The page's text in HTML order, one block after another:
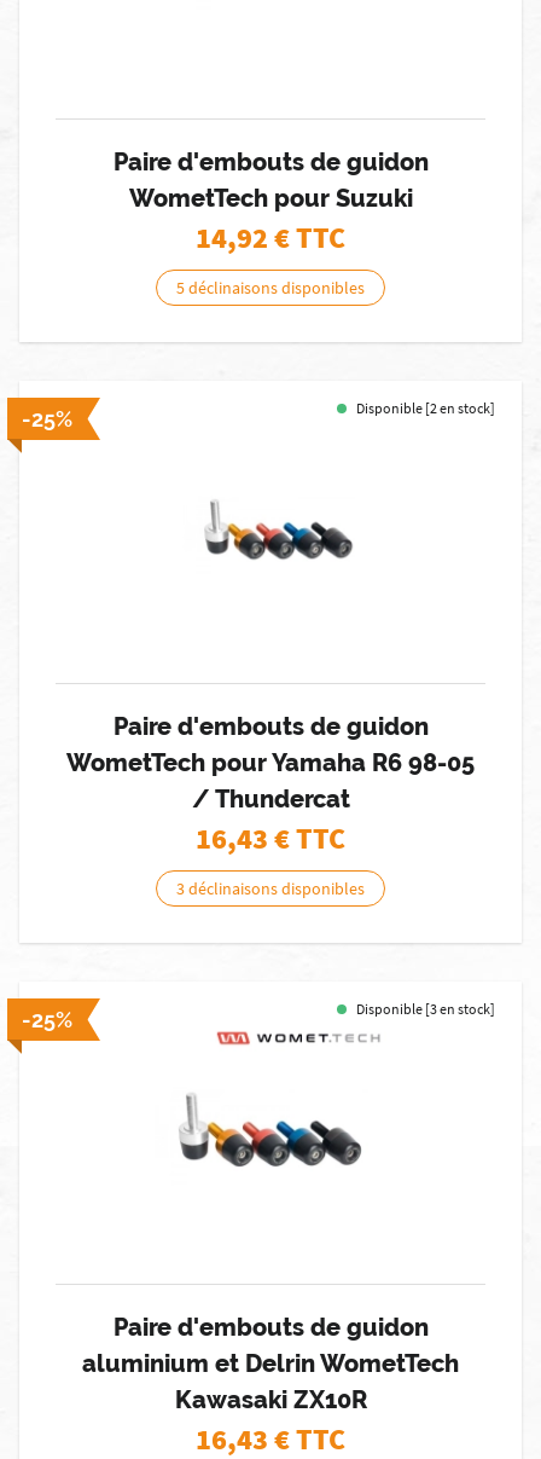
Paire d'embouts de guidon
WometTech pour Suzuki
14,92€ TTC
5 déclinaisons disponibles
-25% Disponible [2 en stock]
Paire d'embouts de guidon
WometTech pour Yamaha R6 98-05
/ Thundercat
16,43€ TTC
3 déclinaisons disponibles
-25% Disponible [3 en stock]
Paire d'embouts de guidon
aluminium et Delrin WometTech
Kawasaki ZX10R
16,43€ TTC